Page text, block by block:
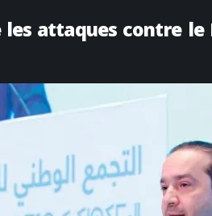
attaques contre